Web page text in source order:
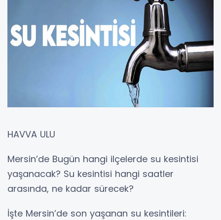
HAVVA ULU
Mersin’de Bugün hangi ilçelerde su kesintisi
yaşanacak? Su kesintisi hangi saatler
arasında, ne kadar sürecek?
İşte Mersin’de son yaşanan su kesintileri: